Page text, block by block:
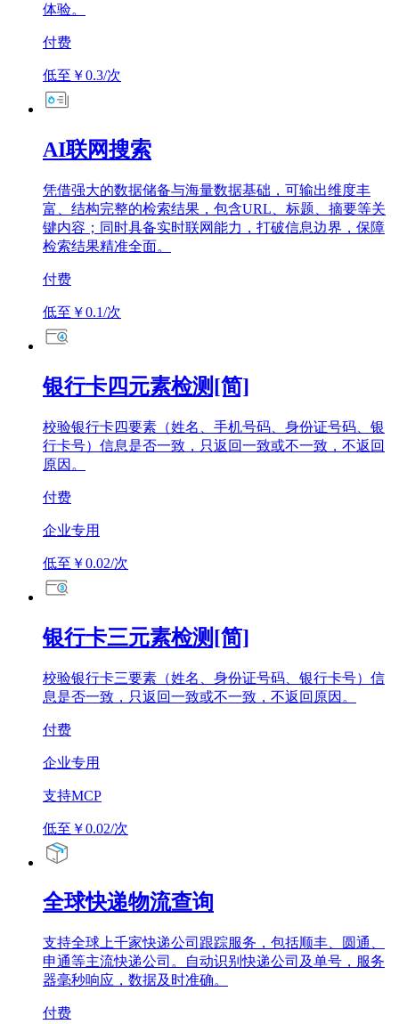
体验。
付费
低至￥0.3/次
AI联网搜索
凭借强大的数据储备与海量数据基础，可输出维度丰
富、结构完整的检索结果，包含URL、标题、摘要等关
键内容；同时具备实时联网能力，打破信息边界，保障
检索结果精准全面。
付费
低至￥0.1/次
银行卡四元素检测[简]
校验银行卡四要素（姓名、手机号码、身份证号码、银
行卡号）信息是否一致，只返回一致或不一致，不返回
原因。
付费
企业专用
低至￥0.02/次
银行卡三元素检测[简]
校验银行卡三要素（姓名、身份证号码、银行卡号）信
息是否一致，只返回一致或不一致，不返回原因。
付费
企业专用
支持MCP
低至￥0.02/次
全球快递物流查询
支持全球上千家快递公司跟踪服务，包括顺丰、圆通、
申通等主流快递公司。自动识别快递公司及单号，服务
器毫秒响应，数据及时准确。
付费